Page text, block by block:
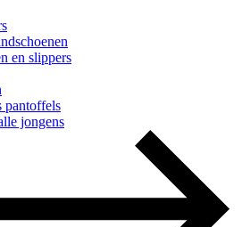
en slippers
pantoffels
jongens